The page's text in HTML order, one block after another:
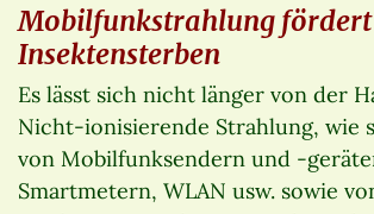
Mobilfunkstrahlung fördert
Insektensterben
Es lässt sich nicht länger von der
Nicht-ionisierende Strahlung, wie
von Mobilfunksendern und -
Smartmetern, WLAN usw. sowie